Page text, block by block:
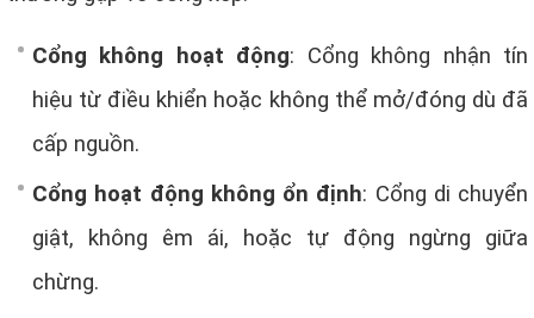
Cổng không hoạt động: Cổng không nhận tín
hiệu từ điều khiển hoặc không thể mở/đóng dù đã
cấp nguồn.
Cổng hoạt động không ổn định: Cổng di chuyển
giật, không êm ái, hoặc tự động ngừng giữa
chừng.